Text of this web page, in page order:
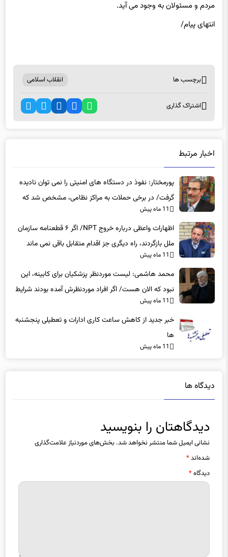
مردم و مسئولان به وجود می آید.
انتهایپیام/
برچسب ها انقلاب اسلامی
اشتراک گذاری
اخبار مرتبط
پورمختار: نفوذ در دستگاه های امنیتی را نمی توان نادیده
گرفت/ در برخی حملات به مراکز نظامی، مشخص شد که
عوامل نفوذی دخیل بوده‌اند
11 ماه پیش
اظهارات واعظی درباره خروج NPT/ اگر ۶ قطعنامه سازمان
ملل بازگردند، راه دیگری جز اقدام متقابل باقی نمی‌ ماند
11 ماه پیش
محمد هاشمی: لیست موردنظر پزشکیان برای کابینه، این
نبود که الان هست/ اگر افراد موردنظرش آمده بودند شرایط
بهتر بود
11 ماه پیش
خبر جدید از کاهش ساعت کاری ادارات و تعطیلی پنجشنبه
ها
11 ماه پیش
دیدگاه ها
دیدگاهتان را بنویسید
نشانی ایمیل شما منتشر نخواهد شد. بخش‌های موردنیاز علامت‌گذاری
شده‌اند*
دیدگاه*